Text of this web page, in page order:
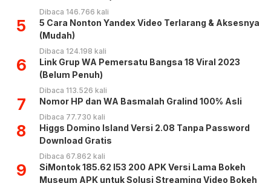
Dibaca 146.766 kali
5
5 Cara Nonton Yandex Video Terlarang & Aksesnya
(Mudah)
Dibaca 124.198 kali
6
Link Grup WA Pemersatu Bangsa 18 Viral 2023
(Belum Penuh)
Dibaca 113.526 kali
7 Nomor HP dan WA Basmalah Gralind 100% Asli
Dibaca 77.730 kali
8
Higgs Domino Island Versi 2.08 Tanpa Password
Download Gratis
Dibaca 67.862 kali
9
SiMontok 185.62 l53 200 APK Versi Lama Bokeh
Museum APK untuk Solusi Streaming Video Bokeh